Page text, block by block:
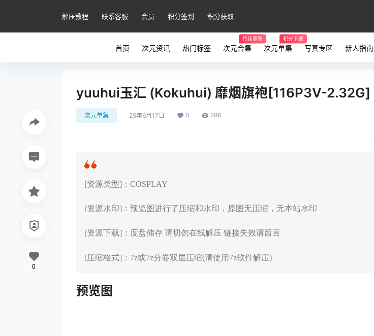
解压教程 联系客服 会员 积分签到 积分获取
首页 次元资讯 热门标签 次元合集
持续更新
次元单集
积分下载
写真专区 新人指南
yuuhui玉汇 (Kokuhui) 靡烟旗袍[116P3V-2.32G]
次元单集 25年6月17日 0 286
[资源类型]：COSPLAY
[资源水印]：预览图进行了压缩和水印，原图无压缩，无本站水印
[资源下载]：度盘储存 请切勿在线解压 链接失效请留言
[压缩格式]：7z或7z分卷双层压缩(请使用7z软件解压)
预览图
0